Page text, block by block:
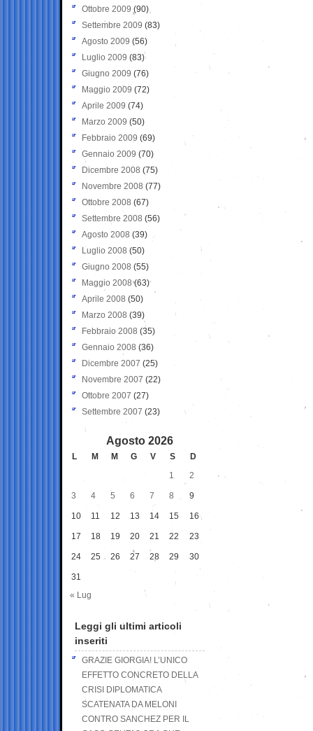
Ottobre 2009 (90)
Settembre 2009 (83)
Agosto 2009 (56)
Luglio 2009 (83)
Giugno 2009 (76)
Maggio 2009 (72)
Aprile 2009 (74)
Marzo 2009 (50)
Febbraio 2009 (69)
Gennaio 2009 (70)
Dicembre 2008 (75)
Novembre 2008 (77)
Ottobre 2008 (67)
Settembre 2008 (56)
Agosto 2008 (39)
Luglio 2008 (50)
Giugno 2008 (55)
Maggio 2008(63)
Aprile 2008 (50)
Marzo 2008 (39)
Febbraio 2008 (35)
Gennaio 2008 (36)
Dicembre 2007 (25)
Novembre 2007 (22)
Ottobre 2007 (27)
Settembre 2007 (23)
Agosto 2026
L M M G V S
D
1
2
3 4 5 6 7 8 9
10 11 12 13 14 15 16
17 18 19 20 21 22 23
24 25 26 27 28 29 30
31
« Lug
Leggi gli ultimi articoli
inseriti
GRAZIE GIORGIA! L’UNICO
EFFETTO CONCRETO DELLA
CRISI DIPLOMATICA
SCATENATA DA MELONI
CONTRO SANCHEZ PER IL